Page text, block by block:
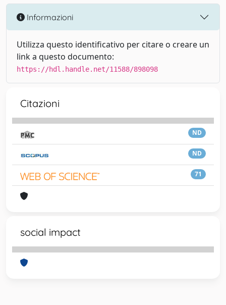
Informazioni
Utilizza questo identificativo per citare o creare un
link a questo documento:
https://hdl.handle.net/11588/898098
Citazioni
ND
ND
71
social impact